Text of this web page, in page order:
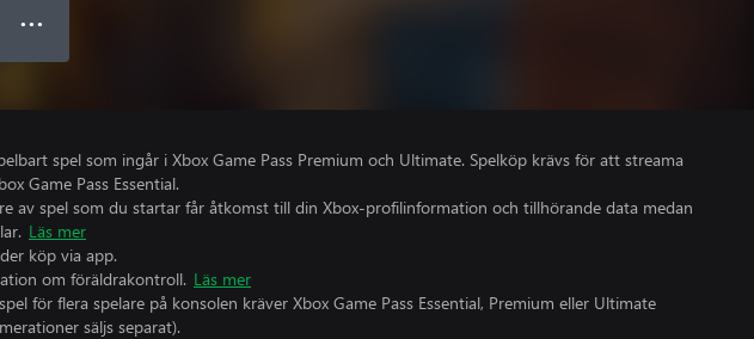
● ● ●
spel som ingår i Xbox Game Pass Premium och Ultimate. Spelköp krävs för att streama
Game Pass Essential.
av spel som du startar får åtkomst till din Xbox-profilinformation och tillhörande data medan
Läs mer
köp via app.
om föräldrakontroll. Läs mer
för flera spelare på konsolen kräver Xbox Game Pass Essential, Premium eller Ultimate
säljs separat).